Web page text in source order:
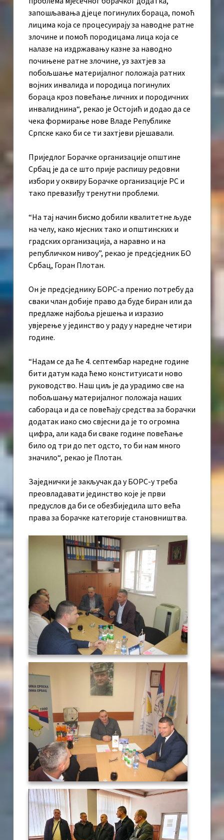
запошљавања дјеце погинулих бораца, помоћ
лицима која се процесуирају за наводне ратне
злочине и помоћ породицама лица која се
налазе на издржавању казне за наводно
почињене ратне злочине, уз захтјев за
побољшање материјалног положаја ратних
војних инвалида и породица погинулих
бораца кроз повећање личних и породичних
инвалиднина“, рекао је Остојић и додао да се
чека формирање нове Владе Републике
Српске како би се ти захтјеви рјешавали.
Приједлог Борачке организације општине
Србац је да се што прије распишу редовни
избори у оквиру Борачке организације РС и
тако превазиђу тренутни проблеми.
“На тај начин бисмо добили квалитетне људе
на челу, како мјесних тако и општинских и
градских организација, а наравно и на
републичком нивоу”, рекао је предсједник БО
Србац, Горан Плотан.
Он је предсједнику БОРС-а пренио потребу да
сваки члан добије право да буде биран или да
предлаже најбоља рјешења и изразио
увјерење у јединство у раду у наредне четири
године.
“Надам се да ће 4. септембар наредне године
бити датум када ћемо конституисати ново
руководство. Наш циљ је да урадимо све на
побољшању материјалног положаја наших
сабораца и да се повећају средства за борачки
додатак иако смо свјесни да је то огромна
цифра, али када би сваке године повећање
било од три до пет одсто, то би нам много
значило“, рекао је Плотан.
Заједнички је закључак да у БОРС-у треба
преовладавати јединство које је први
предуслов да би се обезбиједила што већа
права за борачке категорије становништва.